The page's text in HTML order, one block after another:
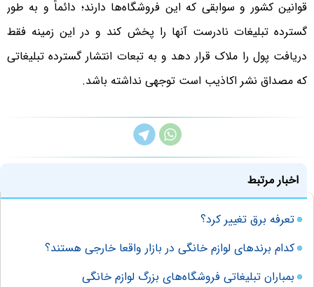
قوانین کشور و سوابقی که این فروشگاه‌ها دارند؛ دائماً و به طور
گسترده تبلیغات نادرست آنها را پخش کند و در این زمینه فقط
دریافت پول را ملاک قرار دهد و به تبعات انتشار گسترده تبلیغاتی
که مصداق نشر اکاذیب است توجهی نداشته باشد.
اخبار مرتبط
تعرفه برق تغییر کرد؟
کدام برند‌های لوازم خانگی در بازار واقعا خارجی هستند؟
بمباران تبليغاتی فروشگاه‌های بزرگ لوازم خانگی